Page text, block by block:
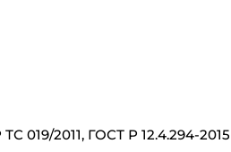
019/2011, ГОСТ Р 12.4.294-2015